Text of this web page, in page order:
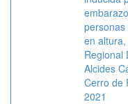
personas
en
Regional
Alcides
Cerro de
2021